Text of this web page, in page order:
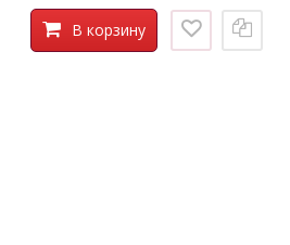
В корзину